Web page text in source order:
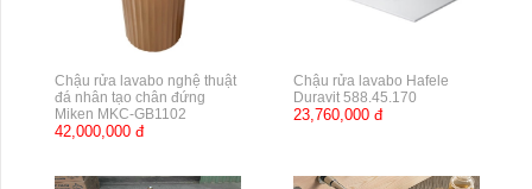
Chậu rửa lavabo nghệ thuật
đá nhân tạo chân đứng
Miken MKC-GB1102
42,000,000 đ
Chậu rửa lavabo Hafele
Duravit 588.45.170
23,760,000 đ